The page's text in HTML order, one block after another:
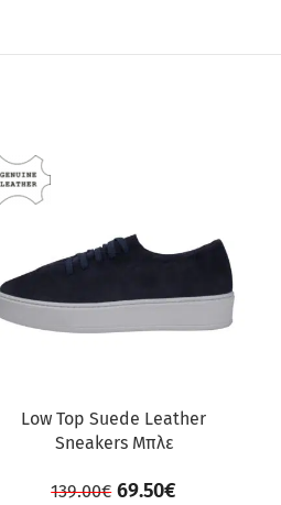
Low Top Suede Leather
Sneakers Μπλε
139.00€ 69.50€